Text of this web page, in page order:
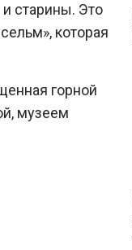
старины. Это
которая
горной
музеем